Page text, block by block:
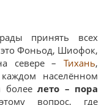
принять всех
это Фоньод, Шиофок,
севере – Тихань,
населённом
более лето – пора
вопрос, где